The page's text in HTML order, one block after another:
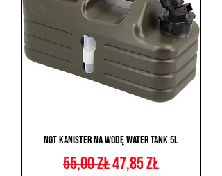
NGT Kanister na Wodę Water Tank 5L
Regularna cena
55,00 złCena rabatowa
47,85 zł